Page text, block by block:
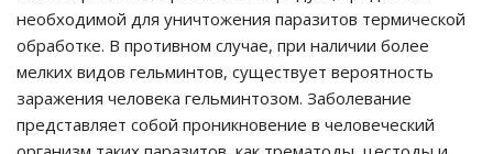
необходимой для уничтожения паразитов термической
обработке. В противном случае, при наличии более
мелких видов гельминтов, существует вероятность
заражения человека гельминтозом. Заболевание
представляет собой проникновение в человеческий